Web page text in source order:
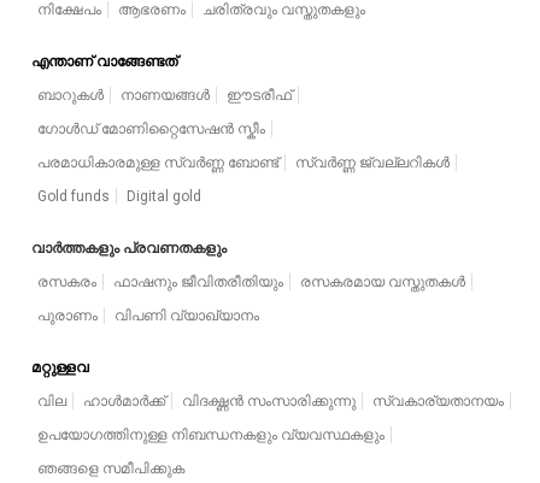
നിക്ഷേപം
ആഭരണം ചരിത്രവും വസ്തുതകളും
എന്താണ് വാങ്ങേണ്ടത്
ബാറുകൾ
നാണയങ്ങൾ
ഈടരീഫ്
ഗോൾഡ് മോണിറ്റൈസേഷൻ സ്കീം
പരമാധികാരമുള്ള സ്വർണ്ണ ബോണ്ട്
സ്വർണ്ണ ജ്വല്ലറികൾ
Gold funds
Digital gold
വാർത്തകളും പ്രവണതകളും
രസകരം
ഫാഷനും ജീവിതരീതിയും
രസകരമായ വസ്തുതകൾ
പുരാണം
വിപണി വ്യാഖ്യാനം
മറ്റുള്ളവ
വില
ഹാൾമാർക്ക് വിദഗ്ദ്ധൻ സംസാരിക്കുന്നു
സ്വകാര്യതാനയം
ഉപയോഗത്തിനുള്ള നിബന്ധനകളും വ്യവസ്ഥകളും
ഞങ്ങളെ സമീപിക്കുക